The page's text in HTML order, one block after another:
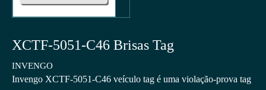
XCTF-5051-C46 Brisas Tag
INVENGO
Invengo XCTF-5051-C46 veículo tag é uma violação-prova tag